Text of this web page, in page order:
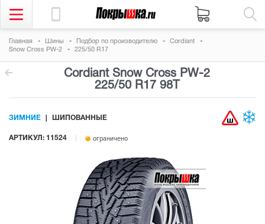
Главная Шины Подбор по производителю
Cordiant
Snow Cross PW-2
225/50 R17
Cordiant Snow Cross PW-2
225/50 R17 98T
АРТИКУЛ: 11524 ограничено
ЗИМНИЕ ШИПОВАННЫЕ